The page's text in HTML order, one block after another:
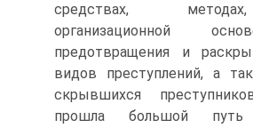
средствах,
организационной
предотвращения и
видов преступлений, а
скрывшихся
прошла большой